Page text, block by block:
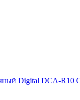
Digital DCA-R10